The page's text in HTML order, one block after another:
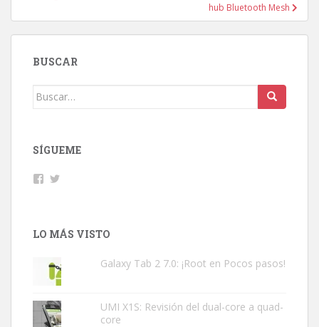
hub Bluetooth Mesh
BUSCAR
Buscar:
SÍGUEME
Facebook
LO MÁS VISTO
Galaxy Tab 2 7.0: ¡Root en Pocos pasos!
UMI X1S: Revisión del dual-core a quad-
core